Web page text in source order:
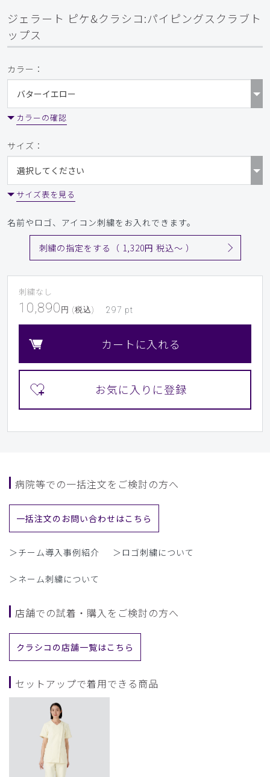
ジェラート ピケ&クラシコ:パイピングスクラブト
ップス
カラー：
カラーの確認
サイズ：
サイズ表を見る
名前やロゴ、アイコン刺繍をお入れできます。
刺繍の指定をする（ 1,320円 税込〜 ）
刺繍なし
10,890 円 (税込) 297 pt
カートに入れる
病院等での一括注文をご検討の方へ
一括注文のお問い合わせはこちら
＞チーム導入事例紹介 ＞ロゴ刺繍について
＞ネーム刺繍について
店舗での試着・購入をご検討の方へ
クラシコの店舗一覧はこちら
セットアップで着用できる商品